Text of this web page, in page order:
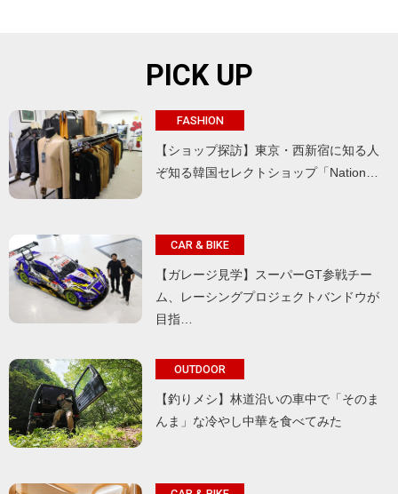
PICK UP
FASHION
【ショップ探訪】東京・西新宿に知る人
ぞ知る韓国セレクトショップ「Nation…
CAR & BIKE
【ガレージ見学】スーパーGT参戦チー
ム、レーシングプロジェクトバンドウが
目指…
OUTDOOR
【釣りメシ】林道沿いの車中で「そのま
んま」な冷やし中華を食べてみた